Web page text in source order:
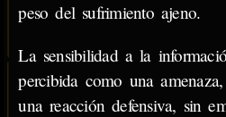
peso del sufrimiento ajeno.
La sensibilidad a la
percibida como una
una reacción defensiva, sin